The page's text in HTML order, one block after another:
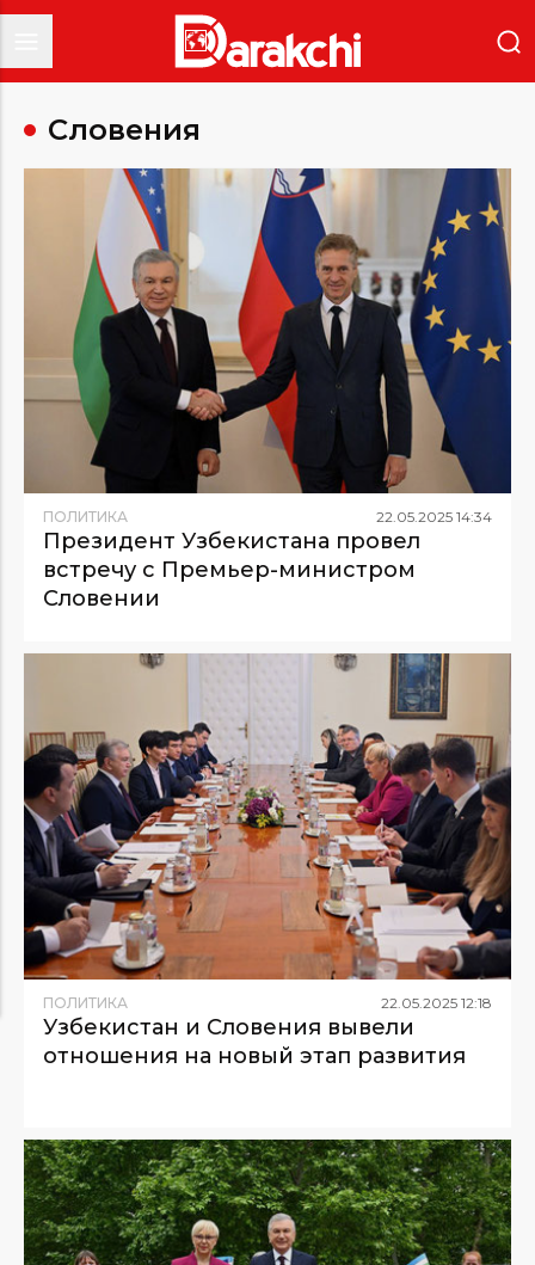
Словения
ПОЛИТИКА 22.05.2025 14:34
Президент Узбекистана провел
встречу с Премьер-министром
Словении
ПОЛИТИКА 22 05 2025 12:18
Узбекистан и Словения вывели
отношения на новый этап развития